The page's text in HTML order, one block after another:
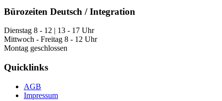
Bürozeiten Deutsch / Integration
Dienstag 8 - 12 | 13 - 17 Uhr
Mittwoch - Freitag 8 - 12 Uhr
Montag geschlossen
Quicklinks
AGB
Impressum